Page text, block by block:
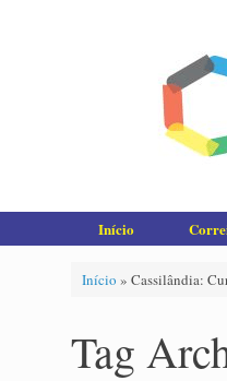
Início
Início » Cassilândia:
Tag